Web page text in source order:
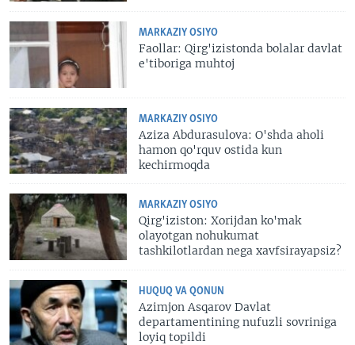
MARKAZIY OSIYO
Faollar: Qirg'izistonda bolalar davlat
e'tiboriga muhtoj
MARKAZIY OSIYO
Aziza Abdurasulova: O'shda aholi
hamon qo'rquv ostida kun
kechirmoqda
MARKAZIY OSIYO
Qirg'iziston: Xorijdan ko'mak
olayotgan nohukumat
tashkilotlardan nega xavfsirayapsiz?
HUQUQ VA QONUN
Azimjon Asqarov Davlat
departamentining nufuzli sovriniga
loyiq topildi